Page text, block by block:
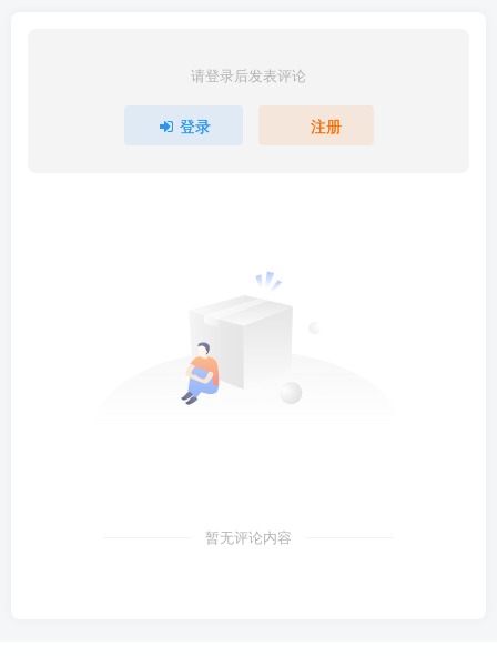
请登录后发表评论
登录 注册
暂无评论内容